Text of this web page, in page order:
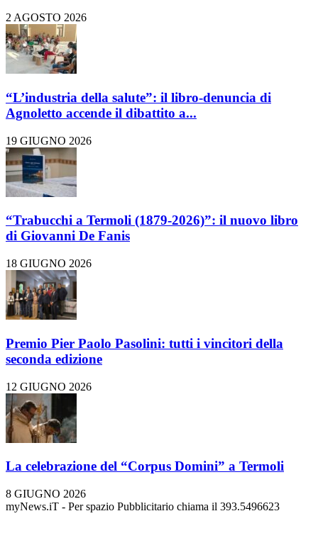
2 AGOSTO 2026
“L’industria della salute”: il libro-denuncia di
Agnoletto accende il dibattito a...
19 GIUGNO 2026
“Trabucchi a Termoli (1879-2026)”: il nuovo libro
di Giovanni De Fanis
18 GIUGNO 2026
Premio Pier Paolo Pasolini: tutti i vincitori della
seconda edizione
12 GIUGNO 2026
La celebrazione del “Corpus Domini” a Termoli
8 GIUGNO 2026
myNews.iT - Per spazio Pubblicitario chiama il 393.5496623